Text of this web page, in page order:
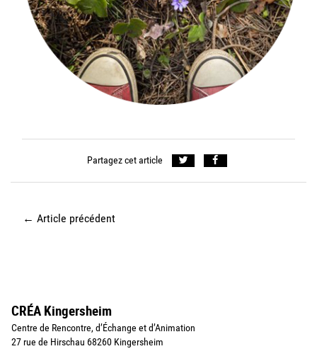
Partagez cet article
← Article précédent
CRÉA Kingersheim
Centre de Rencontre, d’Échange et d’Animation
27 rue de Hirschau 68260 Kingersheim